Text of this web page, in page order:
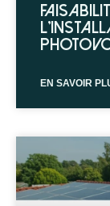
EN SAVOIR